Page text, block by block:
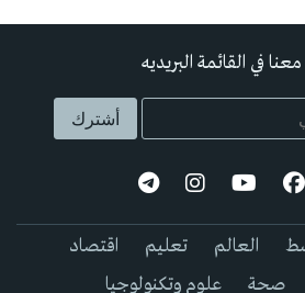
في القائمة البريديه
العالم تعليم
اقتصاد
صحة علوم وتكنولوجيا